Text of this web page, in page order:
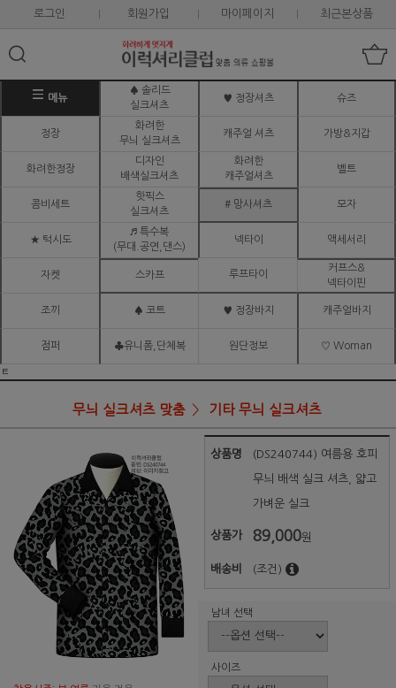
로그인 회원가입 마이페이지 최근본상품
메뉴
♠ 솔리드
실크셔츠
♥ 정장셔츠 슈즈
정장
화려한
무늬 실크셔츠
캐주얼 셔츠 가방&지갑
화려한정장
디자인
배색실크셔츠
화려한
캐주얼셔츠
벨트
콤비세트
핫픽스
실크셔츠
# 망사셔츠 모자
★ 턱시도
♬ 특수복
(무대.공연,댄스)
넥타이 액세서리
자켓 스카프 루프타이
커프스&
넥타이핀
조끼 ♠ 코트 ♥ 정장바지 캐주얼바지
점퍼 ♣유니폼,단체복 원단정보 ♡ Woman
ㅌ
무늬 실크셔츠 맞춤 기타 무늬 실크셔츠
상품명 (DS240744) 여름용 호피
무늬 배색 실크 셔츠, 얇고
가벼운 실크
상품가 89,000원
배송비 (조건)
남녀 선택
사이즈